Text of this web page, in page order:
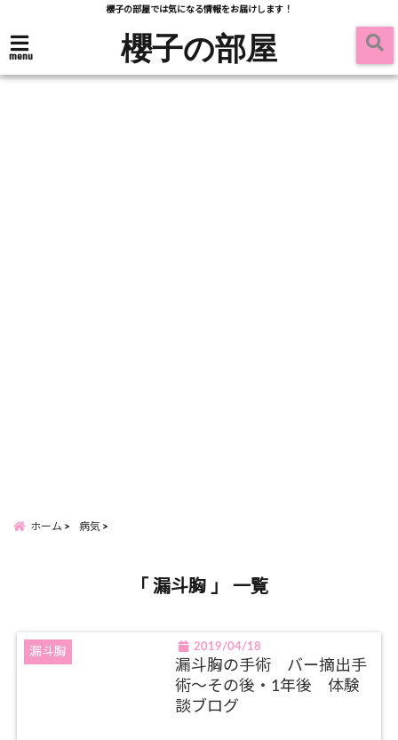
櫻子の部屋では気になる情報をお届けします！
menu 櫻子の部屋
ホーム 病気
「 漏斗胸 」 一覧
漏斗胸 2019/04/18
漏斗胸の手術 バー摘出手
術～その後・1年後 体験
談ブログ